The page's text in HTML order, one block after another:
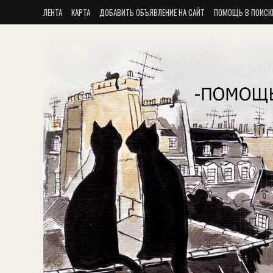
ЛЕНТА КАРТА ДОБАВИТЬ ОБЪЯВЛЕНИЕ НА САЙТ ПОМОЩЬ В